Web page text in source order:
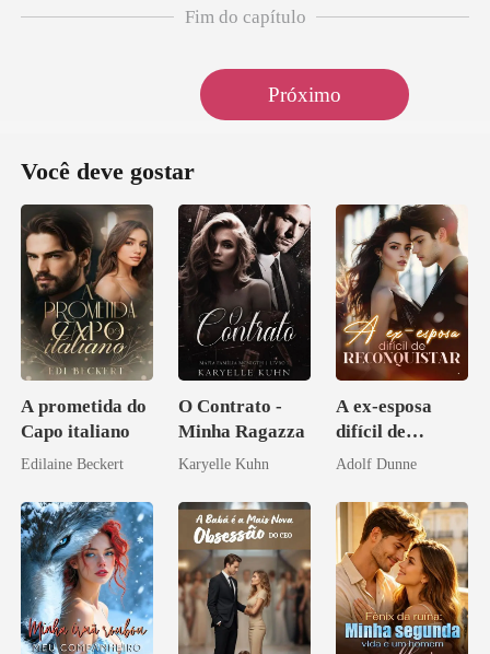
Fim do capítulo
Próximo
Você deve gostar
A prometida do
Capo italiano
Edilaine Beckert
O Contrato -
Minha Ragazza
Karyelle Kuhn
A ex-esposa
difícil de
reconquistar
Adolf Dunne